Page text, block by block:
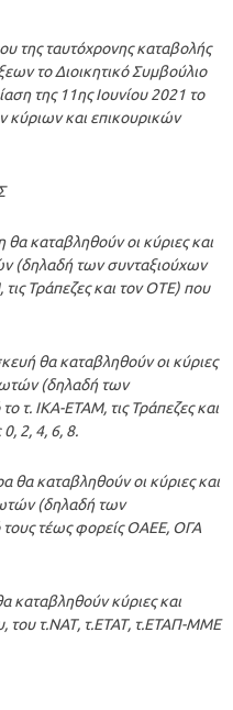
της ταυτόχρονης καταβολής
το Διοικητικό Συμβούλιο
της 11ης Ιουνίου 2021 το
και επικουρικών
θα καταβληθούν οι κύριες και
(δηλαδή των συνταξιούχων
Τράπεζες και τον ΟΤΕ) που
θα καταβληθούν οι κύριες
(δηλαδή των
τ. ΙΚΑ-ΕΤΑΜ, τις Τράπεζες και
2, 4, 6, 8.
θα καταβληθούν οι κύριες και
(δηλαδή των
τους τέως φορείς ΟΑΕΕ, ΟΓΑ
καταβληθούν κύριες και
του τ.ΝΑΤ, τ.ΕΤΑΤ, τ.ΕΤΑΠ-ΜΜΕ